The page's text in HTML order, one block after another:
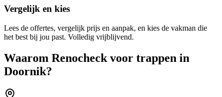
Vergelijk en kies
Lees de offertes, vergelijk prijs en aanpak, en kies de vakman die
het best bij jou past. Volledig vrijblijvend.
Waarom Renocheck voor trappen in
Doornik?